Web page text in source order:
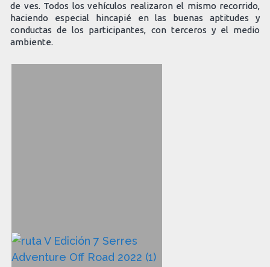
de ves. Todos los vehículos realizaron el mismo recorrido,
haciendo especial hincapié en las buenas aptitudes y
conductas de los participantes, con terceros y el medio
ambiente.